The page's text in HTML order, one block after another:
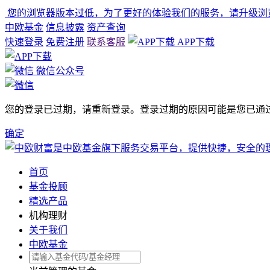
您的浏览器版本过低，为了更好的体验我们的服务，请升级
中欧基金 信息披露 资产查询
快速登录 免费注册 联系客服 APP下载
微信公众号
您的登录已过期，请重新登录。登录过期的原因可能是您已
确定
首页
基金投顾
精选产品
机构理财
关于我们
中欧基金